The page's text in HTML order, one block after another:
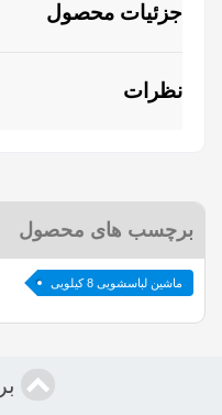
جزئیات محصول
نظرات
برچسب های محصول
ماشین لباسشویی 8 کیلویی